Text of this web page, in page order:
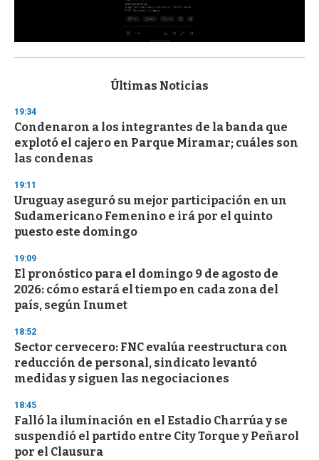
s
d
s
o
f
3
s
e
c
o
n
d
Últimas Noticias
19:34
Condenaron a los integrantes de la banda que
explotó el cajero en Parque Miramar; cuáles son
las condenas
19:11
Uruguay aseguró su mejor participación en un
Sudamericano Femenino e irá por el quinto
puesto este domingo
19:09
El pronóstico para el domingo 9 de agosto de
2026: cómo estará el tiempo en cada zona del
país, según Inumet
18:52
Sector cervecero: FNC evalúa reestructura con
reducción de personal, sindicato levantó
medidas y siguen las negociaciones
18:45
Falló la iluminación en el Estadio Charrúa y se
suspendió el partido entre City Torque y Peñarol
por el Clausura